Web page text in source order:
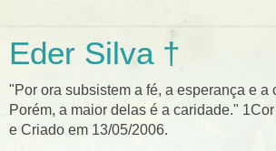
Eder Silva †
"Por ora subsistem a fé, a esperança e a
Porém, a maior delas é a caridade."
e Criado em 13/05/2006.